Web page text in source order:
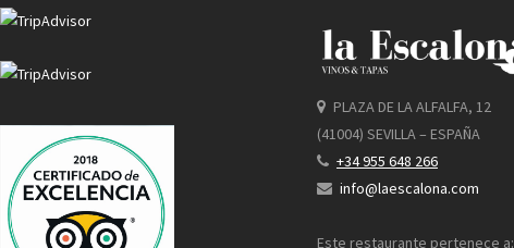
PLAZA DE LA ALFALFA, 12
(41004) SEVILLA – ESPAÑA
+34 955 648 266
info@laescalona.com
Este restaurante pertenece a: